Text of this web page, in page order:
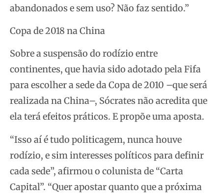
abandonados e sem uso? Não faz sentido.”
Copa de 2018 na China
Sobre a suspensão do rodízio entre
continentes, que havia sido adotado pela Fifa
para escolher a sede da Copa de 2010 –que será
realizada na China–, Sócrates não acredita que
ela terá efeitos práticos. E propõe uma aposta.
“Isso aí é tudo politicagem, nunca houve
rodízio, e sim interesses políticos para definir
cada sede”, afirmou o colunista de “Carta
Capital”. “Quer apostar quanto que a próxima